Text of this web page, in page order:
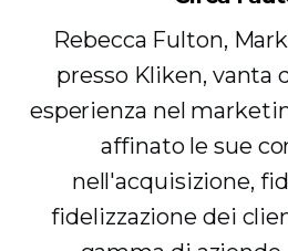
Rebecca Fulton,
presso Kliken, vanta
esperienza nel
affinato le sue
nell'acquisizione,
fidelizzazione dei